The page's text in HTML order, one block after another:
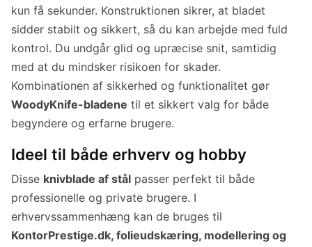
kun få sekunder. Konstruktionen sikrer, at bladet
sidder stabilt og sikkert, så du kan arbejde med fuld
kontrol. Du undgår glid og upræcise snit, samtidig
med at du mindsker risikoen for skader.
Kombinationen af sikkerhed og funktionalitet gør
WoodyKnife-bladene til et sikkert valg for både
begyndere og erfarne brugere.
Ideel til både erhverv og hobby
Disse knivblade af stål passer perfekt til både
professionelle og private brugere. I
erhvervssammenhæng kan de bruges til
KontorPrestige.dk, folieudskæring, modellering og